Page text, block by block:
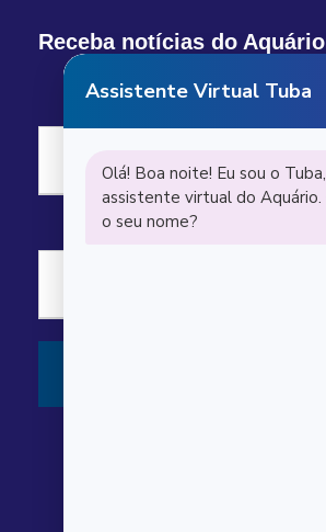
Receba notícias do Aquário